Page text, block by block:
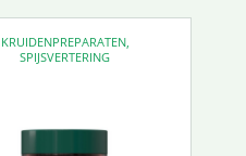
KRUIDENPREPARATEN,
SPIJSVERTERING